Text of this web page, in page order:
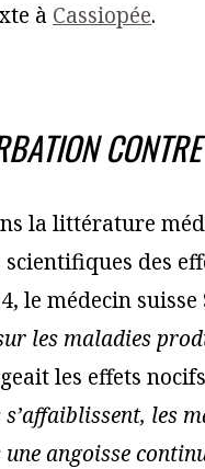
à Cassiopée.
la littérature
des
le médecin
les maladies
les effets
les
angoisse